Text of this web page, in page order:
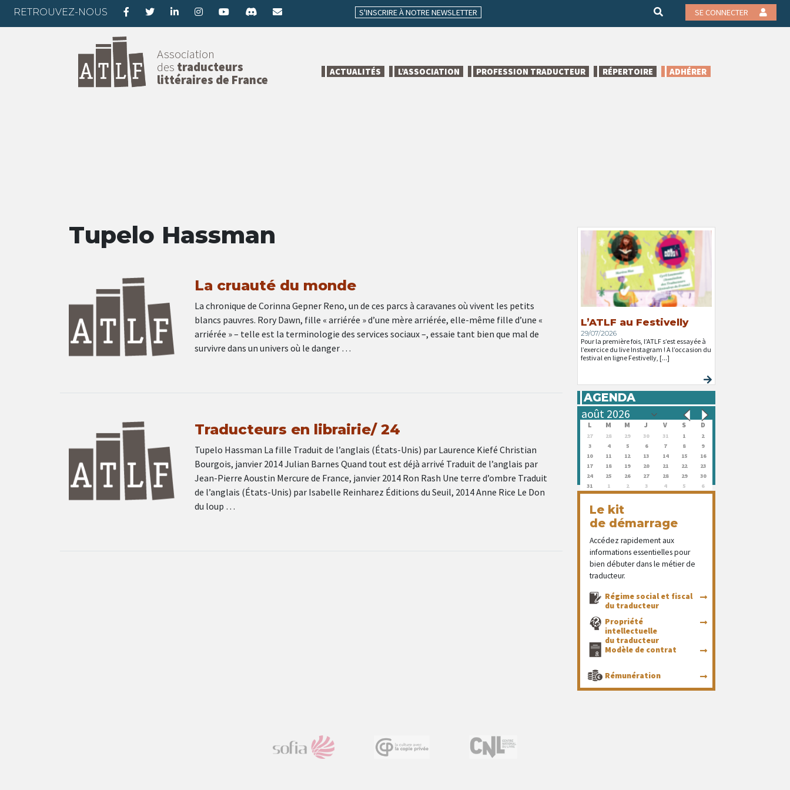
RETROUVEZ-NOUS S'INSCRIRE À NOTRE NEWSLETTER SE CONNECTER
Association
des traducteurs
littéraires de France
ACTUALITÉS L’ASSOCIATION PROFESSION TRADUCTEUR RÉPERTOIRE ADHÉRER
Tupelo Hassman
La cruauté du monde
La chronique de Corinna Gepner Reno, un de ces parcs à caravanes où vivent les petits
blancs pauvres. Rory Dawn, fille « arriérée » d’une mère arriérée, elle-même fille d’une «
arriérée » – telle est la terminologie des services sociaux –, essaie tant bien que mal de
survivre dans un univers où le danger …
Traducteurs en librairie/ 24
Tupelo Hassman La fille Traduit de l’anglais (États-Unis) par Laurence Kiefé Christian
Bourgois, janvier 2014 Julian Barnes Quand tout est déjà arrivé Traduit de l’anglais par
Jean-Pierre Aoustin Mercure de France, janvier 2014 Ron Rash Une terre d’ombre Traduit
de l’anglais (États-Unis) par Isabelle Reinharez Éditions du Seuil, 2014 Anne Rice Le Don
du loup …
L’ATLF au Festivelly
29/07/2026
Pour la première fois, l’ATLF s’est essayée à
l’exercice du live Instagram ! A l’occasion du
festival en ligne Festivelly, [...]
AGENDA
L M M J V S D
27 28 29 30 31 1
2
3
4 5 6 7 8
9
10
11 12 13 14 15
16
17
18 19 20 21 22
23
24
25 26 27 28 29
30
31
1 2 3 4 5 6
Le kit
de démarrage
Accédez rapidement aux
informations essentielles pour
bien débuter dans le métier de
traducteur.
Régime social et fiscal
du traducteur
Propriété
intellectuelle
du traducteur
Modèle de contrat
Rémunération